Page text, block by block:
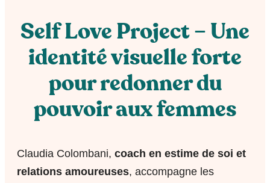
Self Love Project – Une
identité visuelle forte
pour redonner du
pouvoir aux femmes
Claudia Colombani, coach en estime de soi et
relations amoureuses, accompagne les